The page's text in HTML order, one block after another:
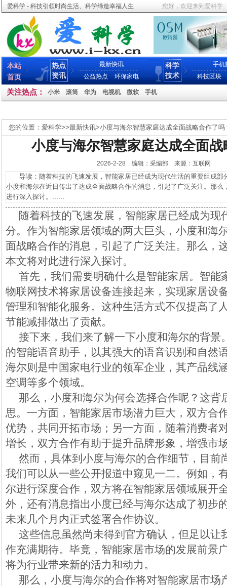
爱科学 - 科技引领时尚生活、科学缔造幸福人生 您好，欢迎来到爱科学
本站
首页
热点
资讯
最新快讯
公益热点
环保家电
科学
技术
手机
科技区块
关注热点： 小米 滚筒 华为 电视机 微软 手机
您的位置： 爱科学>>最新快讯>小度与海尔智慧家庭达成全面战略合作了吗
小度与海尔智慧家庭达成全面
2026-2-28 编辑：采编部 来源：互联网
导读：随着科技的飞速发展，智能家居已经成为现代生活的重要组成部
小度和海尔在近日传出了达成全面战略合作的消息，引起了广泛关注。那
进行深入探讨。......
随着科技的飞速发展，智能家居已经成为现
分。作为智能家居领域的两大巨头，小度和海
面战略合作的消息，引起了广泛关注。那么，
本文将对此进行深入探讨。
首先，我们需要明确什么是智能家居。智能
物联网技术将家居设备连接起来，实现家居设
管理和智能化服务。这种生活方式不仅提高了
节能减排做出了贡献。
接下来，我们来了解一下小度和海尔的背景
的智能语音助手，以其强大的语音识别和自然
海尔则是中国家电行业的领军企业，其产品线
空调等多个领域。
那么，小度和海尔为何会选择合作呢？这背
思。一方面，智能家居市场潜力巨大，双方合
优势，共同开拓市场；另一方面，随着消费者
增长，双方合作有助于提升品牌形象，增强市
然而，具体到小度与海尔的合作细节，目前
我们可以从一些公开报道中窥见一二。例如，
尔进行深度合作，双方将在智能家居领域展开
外，还有消息指出小度已经与海尔达成了初步
未来几个月内正式签署合作协议。
这些信息虽然尚未得到官方确认，但足以让
作充满期待。毕竟，智能家居市场的发展前景
将为行业带来新的活力和动力。
那么，小度与海尔的合作将对智能家居市场